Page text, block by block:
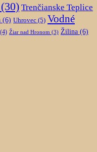
(30) Trenčianske Teplice
(6) Uhrovec (5) Vodné
(4) Žiar nad Hronom (3) Žilina (6)